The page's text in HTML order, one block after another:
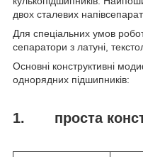
двох сталевих
Для спеціальних умов
сепаратори з латуні,
Основні конструктивні
однорядних підшипників:
1. проста